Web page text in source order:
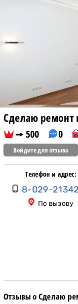
Сделаю ремонт
500 0
Войдите для отзыва
Телефон и адрес:
8-029-
По вызову
Отзывы о Сделаю